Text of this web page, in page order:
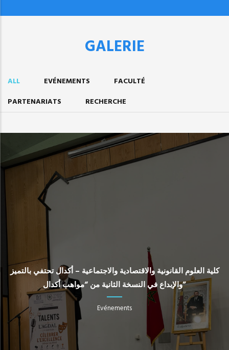
GALERIE
ALL EVÉNEMENTS
FACULTÉ
PARTENARIATS
RECHERCHE
كلية العلوم القانونية والاقتصادية والاجتماعية – أكدال تحتفي بالتميز
والإبداع في النسخة الثانية من “مواهب أكدال”
Evénements